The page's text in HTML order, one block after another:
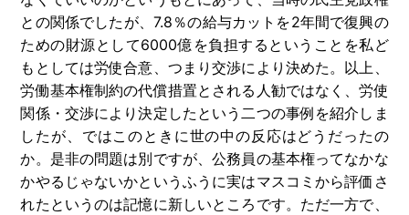
との関係でしたが、 7.8 ％の給与カットを2年間で復興の
ための財源として6000億を負担するということを私ど
もとしては労使合意、つまり交渉により決めた。以上、
労働基本権制約の代償措置とされる人勧ではなく、労使
関係・交渉により決定したという二つの事例を紹介しま
したが、ではこのときに世の中の反応はどうだったの
か。是非の問題は別ですが、公務員の基本権ってなかな
かやるじゃないかというふうに実はマスコミから評価さ
れたというのは記憶に新しいところです。ただ一方で、